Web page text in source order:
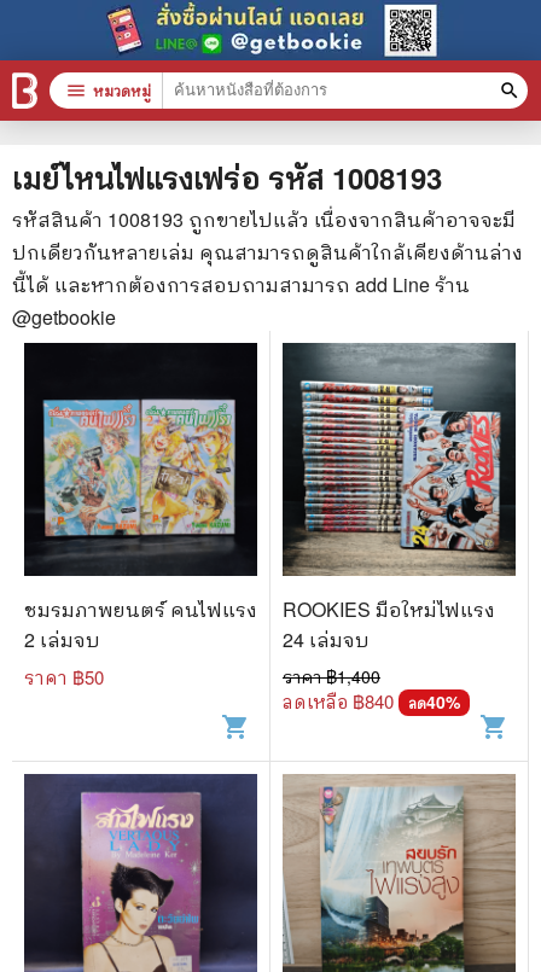
เมย์ไหนไฟแรงเฟร่อ รหัส 1008193
รหัสสินค้า 1008193 ถูกขายไปแล้ว เนื่องจากสินค้าอาจจะมี
ปกเดียวกันหลายเล่ม คุณสามารถดูสินค้าใกล้เคียงด้านล่าง
นี้ได้ และหากต้องการสอบถามสามารถ add Line ร้าน
@getbookie
ชมรมภาพยนตร์ คนไฟแรง
2 เล่มจบ
ราคา ฿50
shopping_cart
ROOKIES มือใหม่ไฟแรง
24 เล่มจบ
ราคา ฿1,400
ลดเหลือ ฿840 ลด40%
shopping_cart
menu หมวดหมู่ search
หมวดหมู่สินค้า
หนังสือทั้งหมด
stars สินค้าใช้เฉพาะแต้มเท่านั้น
📚 หนังสือทั่วไป
🦄 วรรณกรรม นิยาย เรื่องสั้น
🎓 การศึกษา
😼 หนังสือการ์ตูน
🐲 หนังสือเด็ก
🌎 International Books
🎲 Board Game